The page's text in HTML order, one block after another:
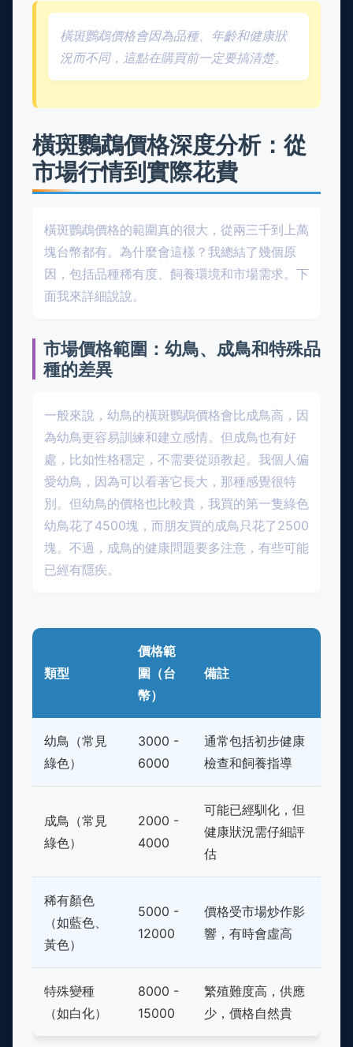
橫斑鸚鵡價格會因為品種、年齡和健康狀
況而不同，這點在購買前一定要搞清楚。
橫斑鸚鵡價格深度分析：從
市場行情到實際花費
橫斑鸚鵡價格的範圍真的很大，從兩三千到上萬
塊台幣都有。為什麼會這樣？我總結了幾個原
因，包括品種稀有度、飼養環境和市場需求。下
面我來詳細說說。
市場價格範圍：幼鳥、成鳥和特殊品
種的差異
一般來說，幼鳥的橫斑鸚鵡價格會比成鳥高，因
為幼鳥更容易訓練和建立感情。但成鳥也有好
處，比如性格穩定，不需要從頭教起。我個人偏
愛幼鳥，因為可以看著它長大，那種感覺很特
別。但幼鳥的價格也比較貴，我買的第一隻綠色
幼鳥花了4500塊，而朋友買的成鳥只花了2500
塊。不過，成鳥的健康問題要多注意，有些可能
已經有隱疾。
類型
價格範
圍（台
幣）
備註
幼鳥（常見
綠色）
3000 -
6000
通常包括初步健康
檢查和飼養指導
成鳥（常見
綠色）
2000 -
4000
可能已經馴化，但
健康狀況需仔細評
估
稀有顏色
（如藍色、
黃色）
5000 -
12000
價格受市場炒作影
響，有時會虛高
特殊變種
（如白化）
8000 -
15000
繁殖難度高，供應
少，價格自然貴